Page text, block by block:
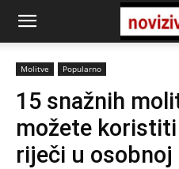
Molitve Popularno
15 snažnih
možete
riječi u